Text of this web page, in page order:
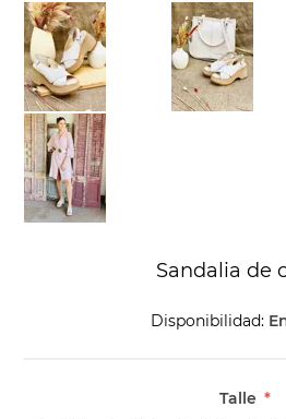
Sandalia de
Disponibilidad:
Talle *